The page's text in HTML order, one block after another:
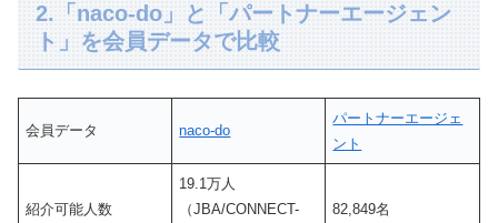
2.「naco-do」と「パートナーエージェン
ト」を会員データで比較
会員データ naco-do
パートナーエージェ
ント
紹介可能人数
19.1万人
（JBA/CONNECT-
82,849名